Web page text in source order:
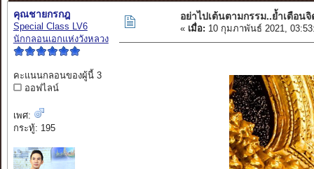
คุณชายกรกฎ
Special Class LV6
นักกลอนเอกแห่งวังหลวง
คะแนนกลอนของผู้นี้ 3
ออฟไลน์
เพศ:
กระทู้: 195
อย่าไปเต้นตามกรรม..ย้ำเตือนจิ
« เมื่อ: 10 กุมภาพันธ์ 2021,